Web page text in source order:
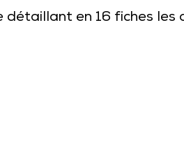
détaillant en 16 fiches les